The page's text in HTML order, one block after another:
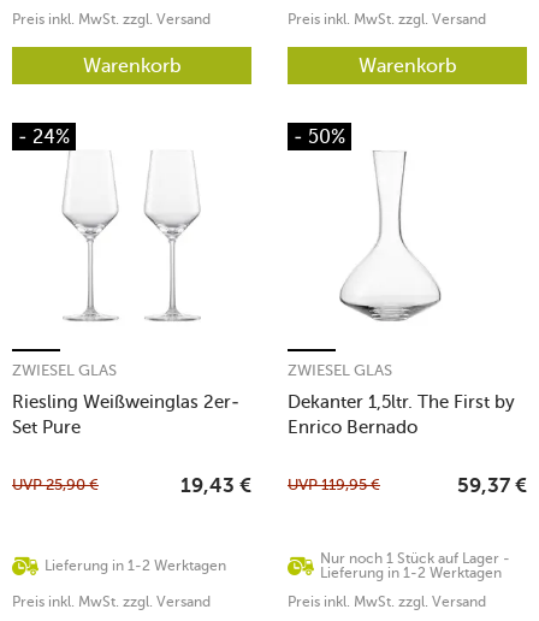
Preis inkl. MwSt. zzgl. Versand
Warenkorb
Preis inkl. MwSt. zzgl. Versand
Warenkorb
- 24%
Riesling Weißweinglas 2er-
Set Pure
ZWIESEL GLAS
Lieferung in 1-2 Werktagen
UVP25,90 € 19,43 €
Preis inkl. MwSt. zzgl. Versand
- 50%
Dekanter 1,5ltr. The First by
Enrico Bernado
ZWIESEL GLAS
Nur noch 1 Stück auf Lager -
Lieferung in 1-2 Werktagen
UVP119,95 € 59,37 €
Preis inkl. MwSt. zzgl. Versand